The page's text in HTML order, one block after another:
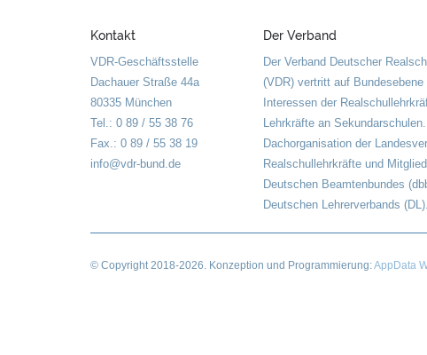
Kontakt
VDR-Geschäftsstelle
Dachauer Straße 44a
80335 München
Tel.: 0 89 / 55 38 76
Fax.: 0 89 / 55 38 19
info@vdr-bund.de
Der Verband
Der Verband Deutscher
(VDR) vertritt auf Bundesebene
Interessen der
Lehrkräfte an
Dachorganisation der
Realschullehrkräfte und
Deutschen Beamtenbundes
Deutschen Lehrerverbands (DL).
© Copyright2018-2026. Konzeption und Programmierung:AppData